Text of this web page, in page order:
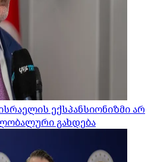
ექსპანსიონიზმი არ
გახდება